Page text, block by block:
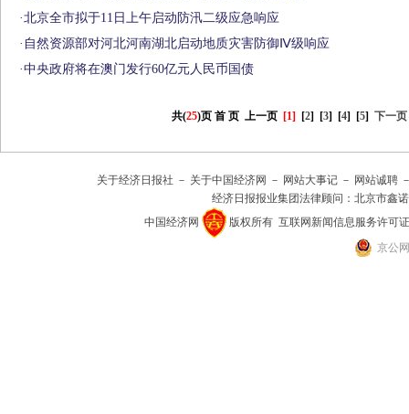
·北京全市拟于11日上午启动防汛二级应急响应
· 自然资源部对河北河南湖北启动地质灾害防御Ⅳ级响应
·中央政府将在澳门发行60亿元人民币国债
共(25)页 首 页 上一页 [1] [2] [3] [4] [5] 下一页
关于经济日报社 － 关于中国经济网 － 网站大事记 － 网站诚聘
经济日报报业集团法律顾问： 北京市鑫
中国经济网
版权所有 互联网新闻信息服务许可证
京公